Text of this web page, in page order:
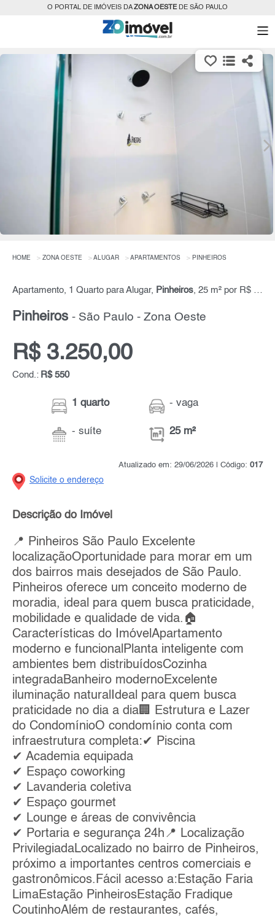
O PORTAL DE IMÓVEIS DAZONA OESTEDE SÃO PAULO
HOME ZONA OESTE ALUGAR APARTAMENTOS PINHEIROS
Apartamento, 1 Quarto para Alugar, Pinheiros, 25 m² por R$ 3.250,00
Pinheiros - São Paulo - Zona Oeste
R$ 3.250,00
Cond.: R$ 550
1 quarto
- suíte
- vaga
25 m²
Atualizado em: 29/06/2026 | Código: 017
Solicite o endereço
Descrição do Imóvel
📍 Pinheiros São Paulo Excelente
localizaçãoOportunidade para morar em um
dos bairros mais desejados de São Paulo.
Pinheiros oferece um conceito moderno de
moradia, ideal para quem busca praticidade,
mobilidade e qualidade de vida.🏠
Características do ImóvelApartamento
moderno e funcionalPlanta inteligente com
ambientes bem distribuídosCozinha
integradaBanheiro modernoExcelente
iluminação naturalIdeal para quem busca
praticidade no dia a dia🏢 Estrutura e Lazer
do CondomínioO condomínio conta com
infraestrutura completa:✔ Piscina
✔ Academia equipada
✔ Espaço coworking
✔ Lavanderia coletiva
✔ Espaço gourmet
✔ Lounge e áreas de convivência
✔ Portaria e segurança 24h📍 Localização
PrivilegiadaLocalizado no bairro de Pinheiros,
próximo a importantes centros comerciais e
gastronômicos.Fácil acesso a:Estação Faria
LimaEstação PinheirosEstação Fradique
CoutinhoAlém de restaurantes, cafés,